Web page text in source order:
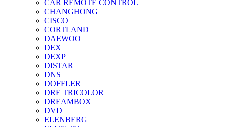
CAR REMOTE CONTROL
CHANGHONG
CISCO
CORTLAND
DAEWOO
DEX
DEXP
DISTAR
DNS
DOFFLER
DRE TRICOLOR
DREAMBOX
DVD
ELENBERG